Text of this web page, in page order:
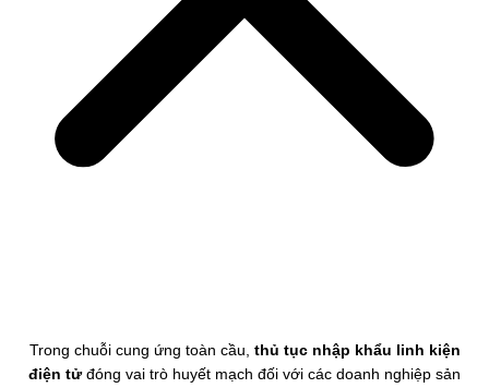
Trong chuỗi cung ứng toàn cầu, thủ tục nhập khẩu linh kiện
điện tửđóng vai trò huyết mạch đối với các doanh nghiệp sản